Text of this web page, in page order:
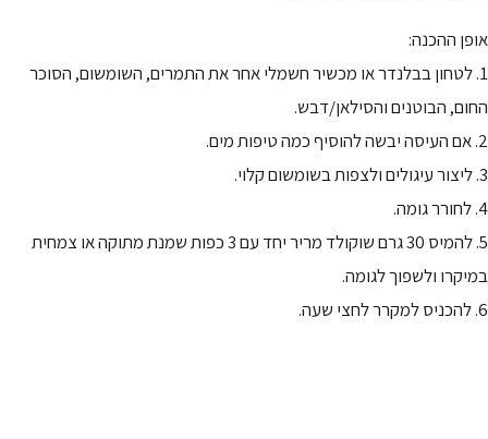
אופן ההכנה:
1. לטחון בבלנדר או מכשיר חשמלי אחר את התמרים, השומשום, הסוכר
החום, הבוטנים והסילאן/דבש.
2. אם העיסה יבשה להוסיף כמה טיפות מים.
3. ליצור עיגולים ולצפות בשומשום קלוי.
4. לחורר גומה.
5. להמיס 30 גרם שוקולד מריר יחד עם 3 כפות שמנת מתוקה או צמחית
במיקרו ולשפוך לגומה.
6. להכניס למקרר לחצי שעה.